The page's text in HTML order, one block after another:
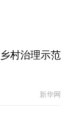
乡村治理示范
新华网